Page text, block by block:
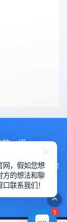
一切
100%不让对方发现
1
网，假如您想
方的想法和聊
联系我们！